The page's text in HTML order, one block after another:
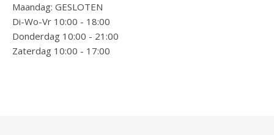
Maandag: GESLOTEN
Di-Wo-Vr 10:00 - 18:00
Donderdag 10:00 - 21:00
Zaterdag 10:00 - 17:00